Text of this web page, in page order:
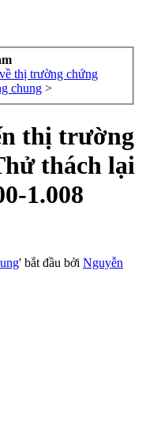
thị trường chứng
chung >
thị trường
thách lại
1.008
' bắt đầu bởi Nguyễn